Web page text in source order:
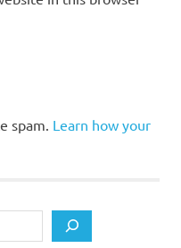
spam. Learn how your